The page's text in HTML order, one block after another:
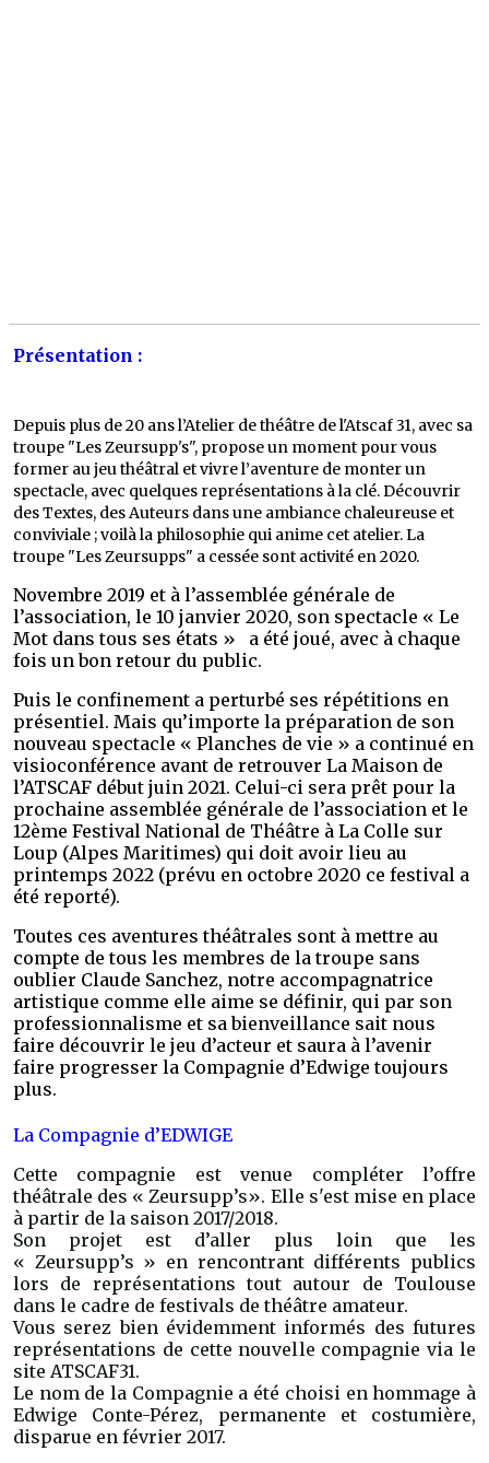
Présentation :
Depuis plus de 20 ans l’Atelier de théâtre de l'Atscaf 31, avec sa
troupe "Les Zeursupp's", propose un moment pour vous
former au jeu théâtral et vivre l’aventure de monter un
spectacle, avec quelques représentations à la clé. Découvrir
des Textes, des Auteurs dans une ambiance chaleureuse et
conviviale ; voilà la philosophie qui anime cet atelier. La
troupe "Les Zeursupps" a cessée sont activité en 2020.
Novembre 2019 et à l’assemblée générale de
l’association, le 10 janvier 2020, son spectacle « Le
Mot dans tous ses états » a été joué, avec à chaque
fois un bon retour du public.
Puis le confinement a perturbé ses répétitions en
présentiel. Mais qu’importe la préparation de son
nouveau spectacle « Planches de vie » a continué en
visioconférence avant de retrouver La Maison de
l’ATSCAF début juin 2021. Celui-ci sera prêt pour la
prochaine assemblée générale de l’association et le
12ème Festival National de Théâtre à La Colle sur
Loup (Alpes Maritimes) qui doit avoir lieu au
printemps 2022 (prévu en octobre 2020 ce festival a
été reporté).
Toutes ces aventures théâtrales sont à mettre au
compte de tous les membres de la troupe sans
oublier Claude Sanchez, notre accompagnatrice
artistique comme elle aime se définir, qui par son
professionnalisme et sa bienveillance sait nous
faire découvrir le jeu d’acteur et saura à l’avenir
faire progresser la Compagnie d’Edwige toujours
plus.
La Compagnie d’EDWIGE
Cette compagnie est venue compléter l’offre
théâtrale des « Zeursupp’s». Elle s'est mise en place
à partir de la saison 2017/2018.
Son projet est d’aller plus loin que les
« Zeursupp’s » en rencontrant différents publics
lors de représentations tout autour de Toulouse
dans le cadre de festivals de théâtre amateur.
Vous serez bien évidemment informés des futures
représentations de cette nouvelle compagnie via le
site ATSCAF31.
Le nom de la Compagnie a été choisi en hommage à
Edwige Conte-Pérez, permanente et costumière,
disparue en février 2017.